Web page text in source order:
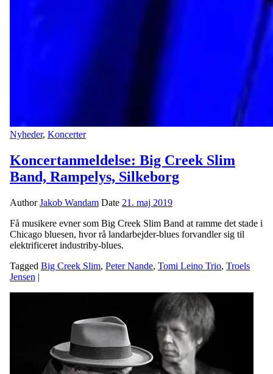
Nyheder, Koncerter
Koncertanmeldelse: Big Creek Slim
Band, Rampelys, Silkeborg
AuthorJakob Wandam Date 21. maj 2019
Få musikere evner som Big Creek Slim Band at ramme det stade i
Chicago bluesen, hvor rå landarbejder-blues forvandler sig til
elektrificeret industriby-blues.
Tagged Big Creek Slim, Peter Nande, Tomi Leino Trio, Troels
Jensen |